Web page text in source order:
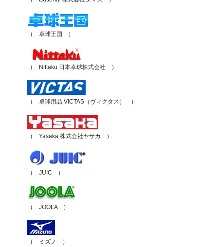
（ 卓球王国 ）
（ Nittaku 日本卓球株式会社 ）
（ 卓球用品 VICTAS（ヴィクタス） ）
（ Yasaka 株式会社ヤサカ ）
（ JUIC ）
（ JOOLA ）
（ ミズノ ）